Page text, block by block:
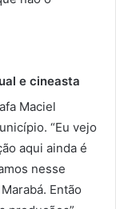
e cineasta
Maciel
“Eu vejo
aqui ainda é
nesse
Então